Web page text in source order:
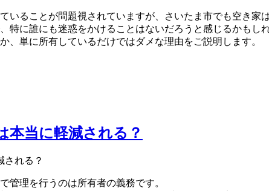
ることが問題視されていますが、さいたま市でも空き家
特に誰にも迷惑をかけることはないだろうと感じるかもし
単に所有しているだけではダメな理由をご説明します。
本当に軽減される？
管理を行うのは所有者の義務です。